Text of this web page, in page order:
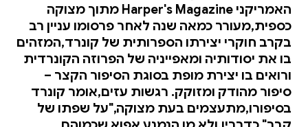
האמריקני Harper's Magazine מתוך מצוקה
כספית,מעורר כמאה שנה לאחר פרסומו עניין רב
בקרב חוקרי יצירתו הספרותית של קונרד,המזהים
בו את יסודותיה ומאפייניה של הפרוזה הקונרדית
ורואים בו יצירת מופת בסוגת הסיפור הקצר –
סיפור מהודק ומזוקק. רגשות עזים,אומר קונרד
בסיפורו,מתעצמים בעת מצוקה,"על שפתו של